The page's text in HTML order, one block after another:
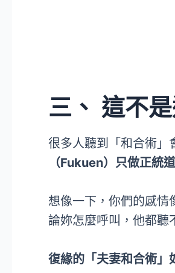
三、 這不
很多人聽到「和合術」
（Fukuen）只做正統
想像一下，你們的感情
論妳怎麼呼叫，他都聽
復緣的「夫妻和合術」